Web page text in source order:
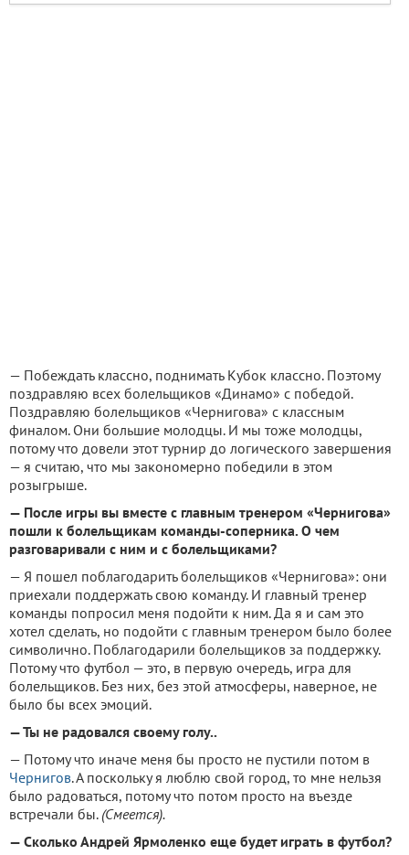
— Побеждать классно, поднимать Кубок классно. Поэтому
поздравляю всех болельщиков «Динамо» с победой.
Поздравляю болельщиков «Чернигова» с классным
финалом. Они большие молодцы. И мы тоже молодцы,
потому что довели этот турнир до логического завершения
— я считаю, что мы закономерно победили в этом
розыгрыше.
— После игры вы вместе с главным тренером «Чернигова»
пошли к болельщикам команды-соперника. О чем
разговаривали с ним и с болельщиками?
— Я пошел поблагодарить болельщиков «Чернигова»: они
приехали поддержать свою команду. И главный тренер
команды попросил меня подойти к ним. Да я и сам это
хотел сделать, но подойти с главным тренером было более
символично. Поблагодарили болельщиков за поддержку.
Потому что футбол — это, в первую очередь, игра для
болельщиков. Без них, без этой атмосферы, наверное, не
было бы всех эмоций.
— Ты не радовался своему голу..
— Потому что иначе меня бы просто не пустили потом в
Чернигов. А поскольку я люблю свой город, то мне нельзя
было радоваться, потому что потом просто на въезде
встречали бы. (Смеется).
— Сколько Андрей Ярмоленко еще будет играть в футбол?